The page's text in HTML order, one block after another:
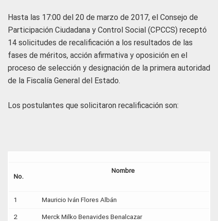
Hasta las 17:00 del 20 de marzo de 2017, el Consejo de
Participación Ciudadana y Control Social (CPCCS) receptó
14 solicitudes de recalificación a los resultados de las
fases de méritos, acción afirmativa y oposición en el
proceso de selección y designación de la primera autoridad
de la Fiscalía General del Estado.
Los postulantes que solicitaron recalificación son:
No.
Nombre
1 Mauricio Iván Flores Albán
2 Merck Milko Benavides Benalcazar